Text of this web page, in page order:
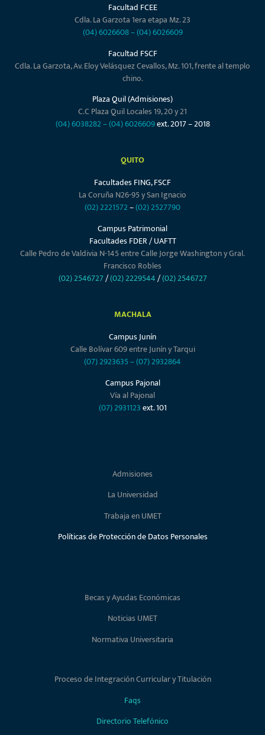
Facultad FCEE
Cdla. La Garzota 1era etapa Mz. 23
(04) 6026608–(04) 6026609
Facultad FSCF
Cdla. La Garzota, Av. Eloy Velásquez Cevallos, Mz. 101, frente al templo
chino.
Plaza Quil (Admisiones)
C.C Plaza Quil Locales 19, 20 y 21
(04) 6038282–(04) 6026609ext. 2017 – 2018
QUITO
Facultades FING, FSCF
La Coruña N26-95 y San Ignacio
(02) 2221572–(02) 2527790
Campus Patrimonial
Facultades FDER / UAFTT
Calle Pedro de Valdivia N-145 entre Calle Jorge Washington y Gral.
Francisco Robles
(02) 2546727/(02) 2229544/(02) 2546727
MACHALA
Campus Junín
Calle Bolívar 609 entre Junín y Tarqui
(07) 2923635–(07) 2932864
Campus Pajonal
Vía al Pajonal
(07) 2931123ext. 101
Admisiones
La Universidad
Trabaja en UMET
Políticas de Protección de Datos Personales
Becas y Ayudas Económicas
Noticias UMET
Normativa Universitaria
Proceso de Integración Curricular y Titulación
Faqs
Directorio Telefónico